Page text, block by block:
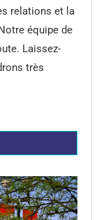
relations et la
équipe de
Laissez-
très